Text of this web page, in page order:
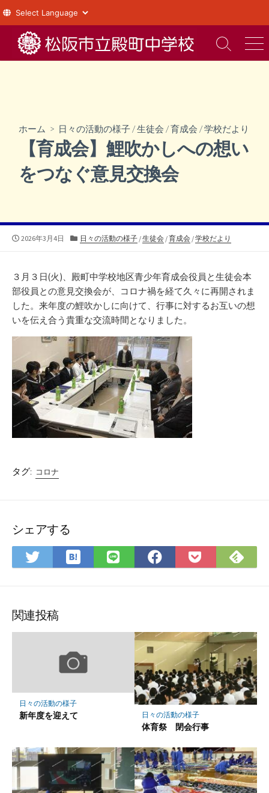
テ
検
索
メ
ニ
ホーム > 日々の活動の様子 /生徒会 /育成会 /学校だより
【育成会】鯉吹かしへの想い
をつなぐ意見交換会
公
2026年3月4日
カ
リ
ー
日々の活動の様子/生徒会/育成会/学校だより
３月３日(火)、殿町中学校地区青少年育成会役員と生徒会本
部役員との意見交換会が、コロナ禍を経て久々に再開されま
した。来年度の鯉吹かしに向けて、行事に対するお互いの想
いを伝え合う貴重な交流時間となりました。
タグ: コロナ
シェアする
Twitter
で
ア
は
て
ク
ー
ク
LINE
で
Facebook
で
Pocket
に
で
関連投稿
日々の活動の様子
新年度を迎えて 日々の活動の様子
体育祭 閉会行事